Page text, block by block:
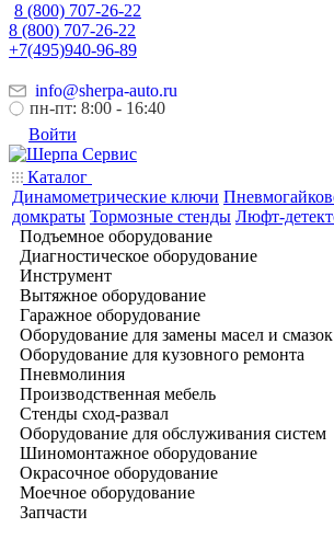
8 (800) 707-26-22
8 (800) 707-26-22
+7(495)940-96-89
info@sherpa-auto.ru
пн-пт: 8:00 - 16:40
Войти
Каталог
Динамометрические ключи
домкраты Тормозные стенды Люфт-
Подъемное оборудование
Диагностическое оборудование
Инструмент
Вытяжное оборудование
Гаражное оборудование
Оборудование для замены масел и смазок
Оборудование для кузовного ремонта
Пневмолиния
Производственная мебель
Стенды сход-развал
Оборудование для обслуживания систем
Шиномонтажное оборудование
Окрасочное оборудование
Моечное оборудование
Запчасти